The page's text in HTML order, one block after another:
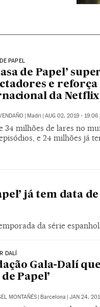
PAPEL
de Papel’
e
da Netflix
| Madri | AUG 02, 2019 - 19:06
34 milhões de lares no
e 24 milhões já
já tem data
da série
DALÍ
Gala-Dalí
de Papel’
MONTAÑÉS Barcelona JAN 24,